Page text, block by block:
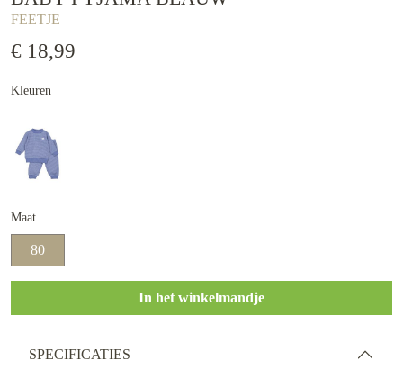
FEETJE
€ 18,99
Kleuren
Maat
80
In het winkelmandje
SPECIFICATIES